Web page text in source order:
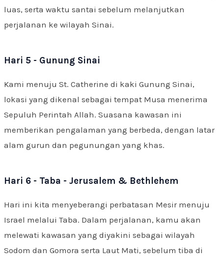
luas, serta waktu santai sebelum melanjutkan
perjalanan ke wilayah Sinai.
Hari 5 - Gunung Sinai
Kami menuju St. Catherine di kaki Gunung Sinai,
lokasi yang dikenal sebagai tempat Musa menerima
Sepuluh Perintah Allah. Suasana kawasan ini
memberikan pengalaman yang berbeda, dengan latar
alam gurun dan pegunungan yang khas.
Hari 6 - Taba - Jerusalem & Bethlehem
Hari ini kita menyeberangi perbatasan Mesir menuju
Israel melalui Taba. Dalam perjalanan, kamu akan
melewati kawasan yang diyakini sebagai wilayah
Sodom dan Gomora serta Laut Mati, sebelum tiba di